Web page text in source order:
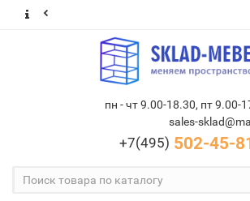
пн - чт 9.00-18.30, пт 9.00-
sales-
+7(495) 502-45-